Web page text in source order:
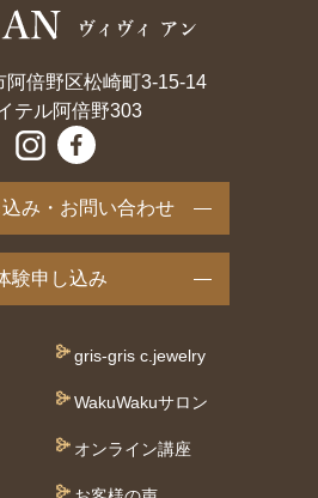
阿倍野区松崎町3-15-14
テル阿倍野303
み・お問い合わせ
験申し込み
gris-gris c.jewelry
WakuWakuサロン
オンライン講座